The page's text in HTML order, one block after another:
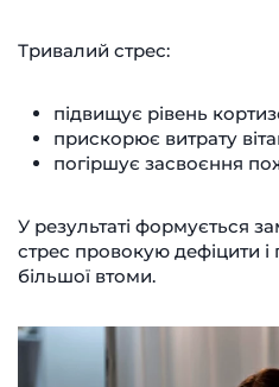
Тривалий стрес:
підвищує рівень
прискорює витрату
погіршує засвоєння
У результаті формується
стрес провокую дефіцити
більшої втоми.